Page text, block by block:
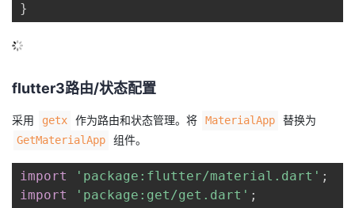
}
flutter3路由/状态配置
采用 getx 作为路由和状态管理。将 MaterialApp 替换为
GetMaterialApp 组件。
import 'package:flutter/material.dart' ;
import
'package:get/get.dart' ;